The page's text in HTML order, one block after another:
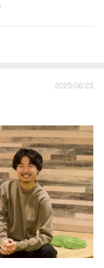
2025/06/23